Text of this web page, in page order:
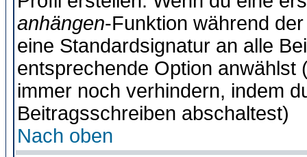
anhängen-Funktion während
eine Standardsignatur an alle
entsprechende Option anwählst
immer noch verhindern, indem
Beitragsschreiben abschaltest)
Nach oben